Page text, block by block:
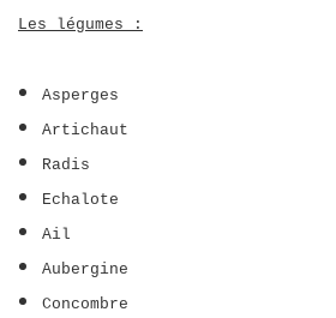
Les légumes :
Asperges
Artichaut
Radis
Echalote
Ail
Aubergine
Concombre